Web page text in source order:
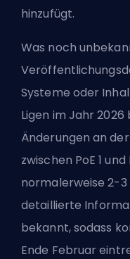
hinzufügt.
Was noch
Systeme oder
Ligen im Jahr
Änderungen an
zwischen PoE 1
normalerweise 2-
detaillierte
bekannt, sodass
Ende Februar